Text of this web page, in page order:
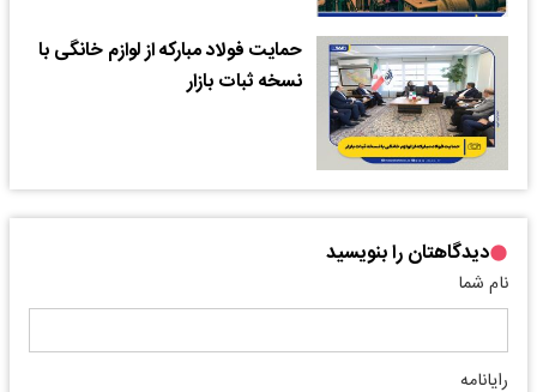
حمایت فولاد مبارکه از لوازم خانگی با
نسخه ثبات بازار
دیدگاهتان را بنویسید
نام شما
رایانامه